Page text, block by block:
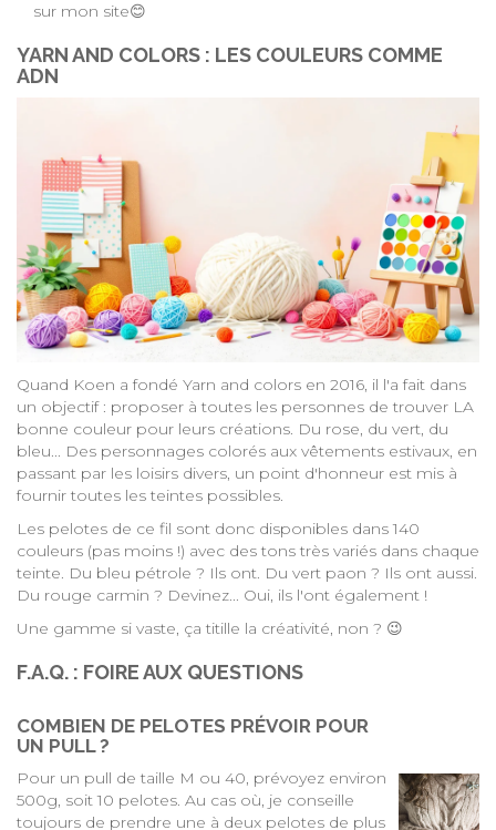
sur mon site😊
YARN AND COLORS : LES COULEURS COMME
ADN
Quand Koen a fondé Yarn and colors en 2016, il l'a fait dans
un objectif : proposer à toutes les personnes de trouver LA
bonne couleur pour leurs créations. Du rose, du vert, du
bleu... Des personnages colorés aux vêtements estivaux, en
passant par les loisirs divers, un point d'honneur est mis à
fournir toutes les teintes possibles.
Les pelotes de ce fil sont donc disponibles dans 140
couleurs (pas moins !) avec des tons très variés dans chaque
teinte. Du bleu pétrole ? Ils ont. Du vert paon ? Ils ont aussi.
Du rouge carmin ? Devinez... Oui, ils l'ont également !
Une gamme si vaste, ça titille la créativité, non ? 😉
F.A.Q. : FOIRE AUX QUESTIONS
COMBIEN DE PELOTES PRÉVOIR POUR
UN PULL ?
Pour un pull de taille M ou 40, prévoyez environ
500g, soit 10 pelotes. Au cas où, je conseille
toujours de prendre une à deux pelotes de plus